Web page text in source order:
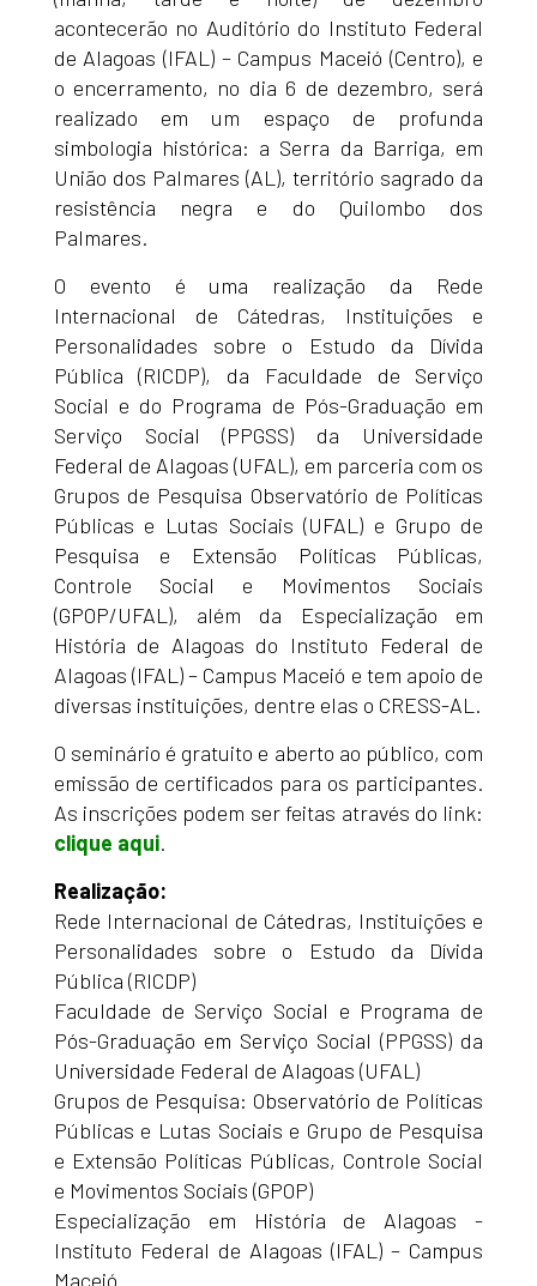
acontecerão no Auditório do Instituto Federal
de Alagoas (IFAL) – Campus Maceió (Centro), e
o encerramento, no dia 6 de dezembro, será
realizado em um espaço de profunda
simbologia histórica: a Serra da Barriga, em
União dos Palmares (AL), território sagrado da
resistência negra e do Quilombo dos
Palmares.
O evento é uma realização da Rede
Internacional de Cátedras, Instituições e
Personalidades sobre o Estudo da Dívida
Pública (RICDP), da Faculdade de Serviço
Social e do Programa de Pós-Graduação em
Serviço Social (PPGSS) da Universidade
Federal de Alagoas (UFAL), em parceria com os
Grupos de Pesquisa Observatório de Políticas
Públicas e Lutas Sociais (UFAL) e Grupo de
Pesquisa e Extensão Políticas Públicas,
Controle Social e Movimentos Sociais
(GPOP/UFAL), além da Especialização em
História de Alagoas do Instituto Federal de
Alagoas (IFAL) – Campus Maceió e tem apoio de
diversas instituições, dentre elas o CRESS-AL.
O seminário é gratuito e aberto ao público, com
emissão de certificados para os participantes.
As inscrições podem ser feitas através do link:
clique aqui.
Realização:
Rede Internacional de Cátedras, Instituições e
Personalidades sobre o Estudo da Dívida
Pública (RICDP)
Faculdade de Serviço Social e Programa de
Pós-Graduação em Serviço Social (PPGSS) da
Universidade Federal de Alagoas (UFAL)
Grupos de Pesquisa: Observatório de Políticas
Públicas e Lutas Sociais e Grupo de Pesquisa
e Extensão Políticas Públicas, Controle Social
e Movimentos Sociais (GPOP)
Especialização em História de Alagoas -
Instituto Federal de Alagoas (IFAL) – Campus
Maceió